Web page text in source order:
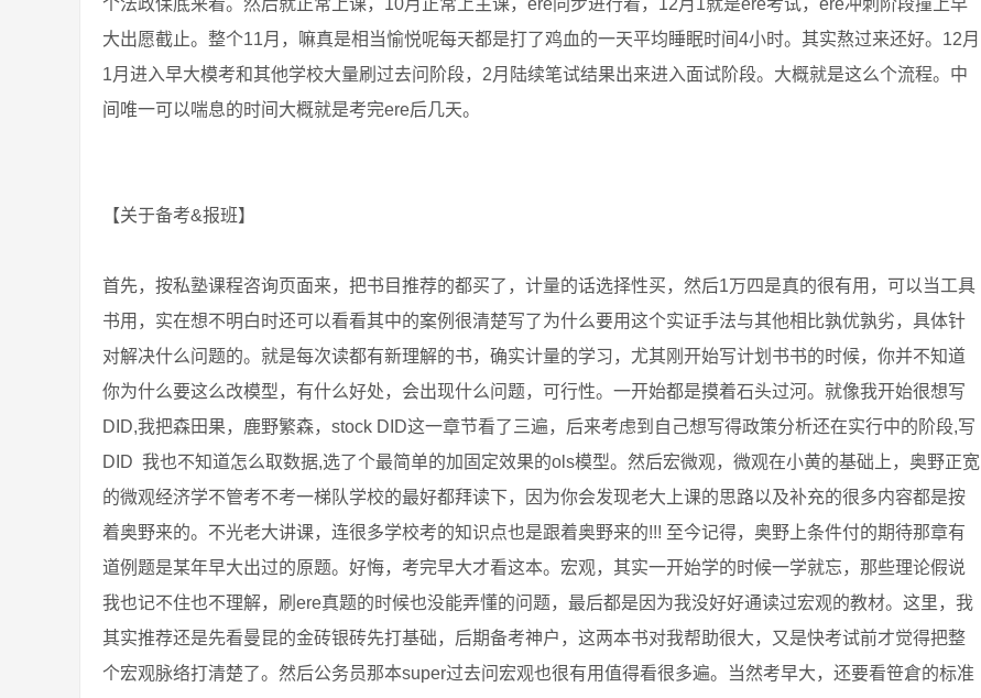
个法政保底来着。然后就正常上课，10月正常上主课，ere同步进行着，12月1就是ere考试，ere冲刺阶段撞上早
大出愿截止。整个11月，嘛真是相当愉悦呢每天都是打了鸡血的一天平均睡眠时间4小时。其实熬过来还好。12月
1月进入早大模考和其他学校大量刷过去问阶段，2月陆续笔试结果出来进入面试阶段。大概就是这么个流程。中
间唯一可以喘息的时间大概就是考完ere后几天。
【关于备考&报班】
首先，按私塾课程咨询页面来，把书目推荐的都买了，计量的话选择性买，然后1万四是真的很有用，可以当工具
书用，实在想不明白时还可以看看其中的案例很清楚写了为什么要用这个实证手法与其他相比孰优孰劣，具体针
对解决什么问题的。就是每次读都有新理解的书，确实计量的学习，尤其刚开始写计划书书的时候，你并不知道
你为什么要这么改模型，有什么好处，会出现什么问题，可行性。一开始都是摸着石头过河。就像我开始很想写
DID,我把森田果，鹿野繁森，stock DID这一章节看了三遍，后来考虑到自己想写得政策分析还在实行中的阶段,写
DID 我也不知道怎么取数据,选了个最简单的加固定效果的ols模型。然后宏微观，微观在小黄的基础上，奥野正宽
的微观经济学不管考不考一梯队学校的最好都拜读下，因为你会发现老大上课的思路以及补充的很多内容都是按
着奥野来的。不光老大讲课，连很多学校考的知识点也是跟着奥野来的!!! 至今记得，奥野上条件付的期待那章有
道例题是某年早大出过的原题。好悔，考完早大才看这本。宏观，其实一开始学的时候一学就忘，那些理论假说
我也记不住也不理解，刷ere真题的时候也没能弄懂的问题，最后都是因为我没好好通读过宏观的教材。这里，我
其实推荐还是先看曼昆的金砖银砖先打基础，后期备考神户，这两本书对我帮助很大，又是快考试前才觉得把整
个宏观脉络打清楚了。然后公务员那本super过去问宏观也很有用值得看很多遍。当然考早大，还要看笹倉的标准